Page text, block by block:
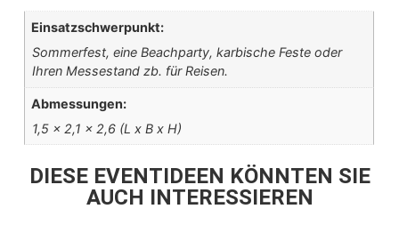
Einsatzschwerpunkt:
Sommerfest, eine Beachparty, karbische Feste oder
Ihren Messestand zb. für Reisen.
Abmessungen:
1,5 x 2,1 x 2,6 (L x B x H)
DIESE EVENTIDEEN KÖNNTEN SIE
AUCH INTERESSIEREN